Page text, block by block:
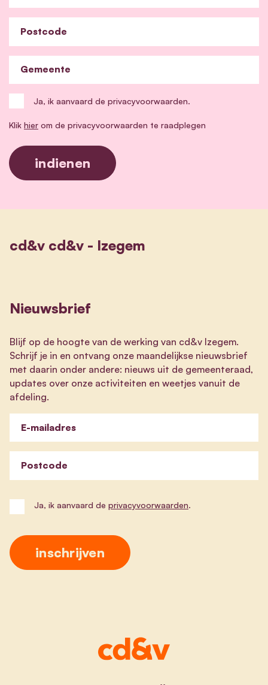
Postcode
Gemeente
Ja, ik aanvaard de privacyvoorwaarden.
Klik hier om de privacyvoorwaarden te raadplegen
cd&v cd&v - Izegem
Nieuwsbrief
Blijf op de hoogte van de werking van cd&v Izegem.
Schrijf je in en ontvang onze maandelijkse nieuwsbrief
met daarin onder andere: nieuws uit de gemeenteraad,
updates over onze activiteiten en weetjes vanuit de
afdeling.
E-mailadres
Postcode
Ja, ik aanvaard de privacyvoorwaarden.